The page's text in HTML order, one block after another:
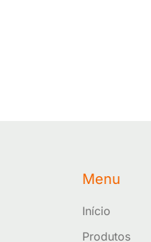
Menu
Início
Produtos